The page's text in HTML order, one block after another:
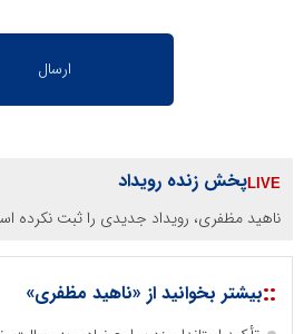
پخش زنده رویداد
ناهید مظفری، رویداد جدیدی را ثبت نکرده
::بیشتر بخوانید از «ناهید مظفری»